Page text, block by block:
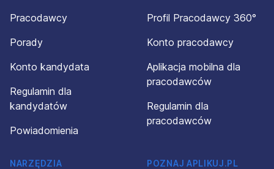
Pracodawcy
Porady
Konto kandydata
Regulamin dla
kandydatów
Powiadomienia
Profil Pracodawcy 360°
Konto pracodawcy
Aplikacja mobilna dla
pracodawców
Regulamin dla
pracodawców
NARZĘDZIA
POZNAJ APLIKUJ.PL